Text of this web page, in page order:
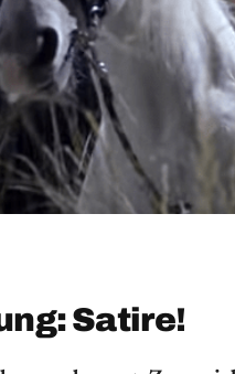
Satire!